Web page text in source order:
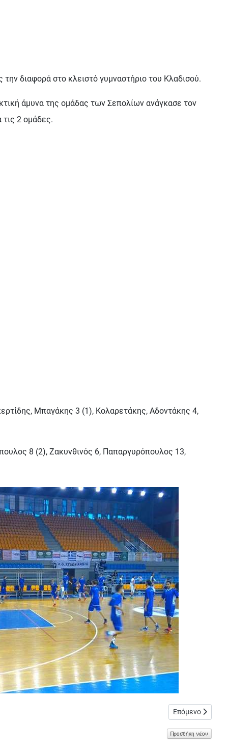
διαφορά στο κλειστό γυμναστήριο του Κλαδισού.
άμυνα της ομάδας των Σεπολίων ανάγκασε τον
τις 2 ομάδες.
Μπαγάκης 3 (1), Κολαρετάκης, Αδοντάκης 4,
8 (2), Ζακυνθινός 6, Παπαργυρόπουλος 13,
Επόμενο άρθρο:
Επόμενο
Προσθήκη νέου